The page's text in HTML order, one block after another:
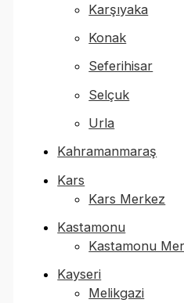
Karşıyaka
Konak
Seferihisar
Selçuk
Urla
Kahramanmaraş
Kars
Kars Merkez
Kastamonu
Kastamonu
Kayseri
Melikgazi